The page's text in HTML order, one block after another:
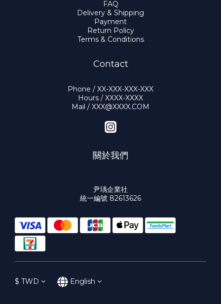
FAQ
Delivery & Shipping
Payment
Return Policy
Terms & Conditions
Contact
Phone / XX-XXX-XXX-XXX
Hours / XXXX-XXXX
Mail / XXX@XXXX.COM
關於我們
尹瑀企業社
統一編號 82613626
$ TWD English